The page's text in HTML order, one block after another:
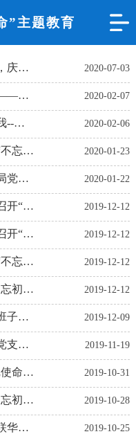
”主题教育
2020-07-03
【审计局】不忘初心、牢记使命，庆祝建党99周年——跟党一起奋斗
2020-02-07
【公园办】初心不改，坚守岗位——看公园街道社区党员筑牢社区防疫“红色堡垒”
2020-02-06
【住建局】“疫”线先锋 “疫”行有我--城中区住建局在抗疫战中守初心践使命
2020-01-23
【城中办】城中街道党工委召开“不忘初心、牢记使命”主题教育总结大会暨城中街道2020年廉政集体谈话会议
2020-01-22
【自然资源局】城中区自然资源局党支部开展“不忘初心、牢记使命”清洁家园活动
2019-12-12
【沿江办】文源社区第二党支部召开“不忘初心、牢记使命” 专题组织生活会
2019-12-12
【沿江办】文源社区第一党支部召开“不忘初心、牢记使命”专题组织生活会
2019-12-12
【沿江办】文源社区党总支召开“不忘初心、牢记使命”专题民主生活会暨2019年度民主生活会
2019-12-12
【公园办】罗池社区党委召开“不忘初心、牢记使命”主题教育专题组织生活会
2019-12-09
【沿江办】沿江街道党工委领导班子召开“不忘初心、牢记使命”主题教育专题民主生活会
2019-11-19
【审计局】柳州市城中区审计局党支部开展“不忘初心、牢记使命”志愿服务活动
2019-10-31
曾明到基层开展“不忘初心、牢记使命”主题教育专题调研
2019-10-28
【纪委】城中区纪委监委开展“不忘初心、牢记使命” 主题教育——参观区党群服务中心
2019-10-25
城中区人大常委会机关党组参观联华印刷厂旧址 不忘初心 砥砺前行